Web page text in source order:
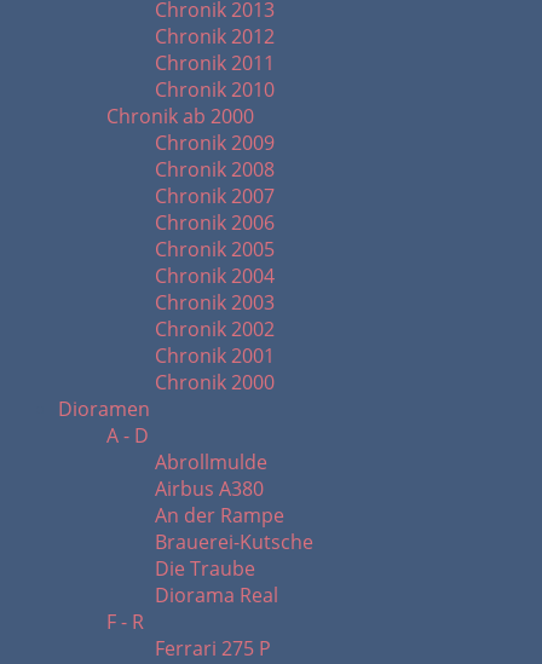
Chronik 2013
Chronik 2012
Chronik 2011
Chronik 2010
Chronik ab 2000
Chronik 2009
Chronik 2008
Chronik 2007
Chronik 2006
Chronik 2005
Chronik 2004
Chronik 2003
Chronik 2002
Chronik 2001
Chronik 2000
Dioramen
A - D
Abrollmulde
Airbus A380
An der Rampe
Brauerei-Kutsche
Die Traube
Diorama Real
F - R
Ferrari 275 P